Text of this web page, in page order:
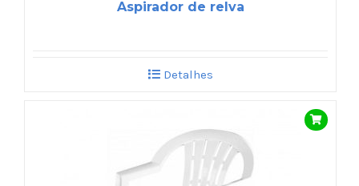
Aspirador de relva
Detalhes